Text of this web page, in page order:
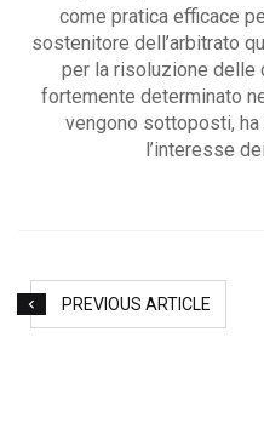
come pratica efficace
sostenitore dell’arbitrato
per la risoluzione delle
fortemente determinato
vengono sottoposti,
l’interesse
PREVIOUS ARTICLE